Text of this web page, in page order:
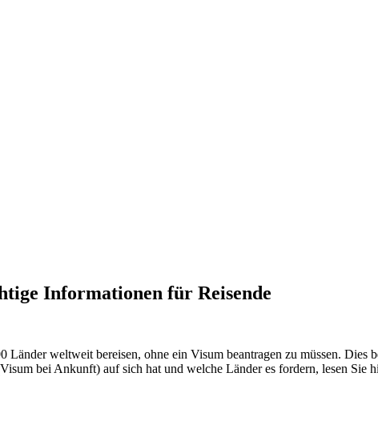
Informationen für Reisende
Länder weltweit bereisen, ohne ein Visum beantragen zu müssen.
bei Ankunft) auf sich hat und welche Länder es fordern, lesen Sie